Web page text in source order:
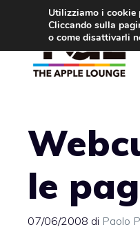
contenuto
le
07/06/2008 di Paolo
Utilizziamo i cookie
Cliccando sulla
o come disattivarli